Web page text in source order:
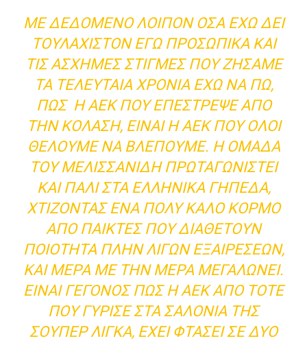
ΜΕ ΔΕΔΟΜΈΝΟ ΛΟΙΠΌΝ ΌΣΑ ΈΧΩ ΔΕΙ
ΤΟΥΛΆΧΙΣΤΟΝ ΕΓΏ ΠΡΟΣΩΠΙΚΆ ΚΑΙ
ΤΙΣ ΆΣΧΗΜΕΣ ΣΤΙΓΜΈΣ ΠΟΥ ΖΉΣΑΜΕ
ΤΑ ΤΕΛΕΥΤΑΊΑ ΧΡΌΝΙΑ ΈΧΩ ΝΑ ΠΩ,
ΠΩΣ Η ΑΕΚ ΠΟΥ ΕΠΈΣΤΡΕΨΕ ΑΠΌ
ΤΗΝ ΚΌΛΑΣΗ, ΕΊΝΑΙ Η ΑΕΚ ΠΟΥ ΌΛΟΙ
ΘΈΛΟΥΜΕ ΝΑ ΒΛΈΠΟΥΜΕ. Η ΟΜΆΔΑ
ΤΟΥ ΜΕΛΙΣΣΑΝΊΔΗ ΠΡΩΤΑΓΩΝΙΣΤΕΊ
ΚΑΙ ΠΆΛΙ ΣΤΑ ΕΛΛΗΝΙΚΆ ΓΉΠΕΔΑ,
ΧΤΊΖΟΝΤΑΣ ΈΝΑ ΠΟΛΎ ΚΑΛΌ ΚΟΡΜΌ
ΑΠΌ ΠΑΊΚΤΕΣ ΠΟΥ ΔΙΑΘΈΤΟΥΝ
ΠΟΙΌΤΗΤΑ ΠΛΗΝ ΛΊΓΩΝ ΕΞΑΙΡΈΣΕΩΝ,
ΚΑΙ ΜΈΡΑ ΜΕ ΤΗΝ ΜΈΡΑ ΜΕΓΑΛΏΝΕΙ.
ΕΊΝΑΙ ΓΕΓΟΝΌΣ ΠΩΣ Η ΑΕΚ ΑΠΌ ΤΌΤΕ
ΠΟΥ ΓΎΡΙΣΕ ΣΤΑ ΣΑΛΌΝΙΑ ΤΗΣ
ΣΟΥΠΕΡ ΛΊΓΚΑ, ΈΧΕΙ ΦΤΆΣΕΙ ΣΕ ΔΥΟ